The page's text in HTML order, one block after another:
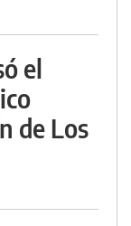
el
de Los